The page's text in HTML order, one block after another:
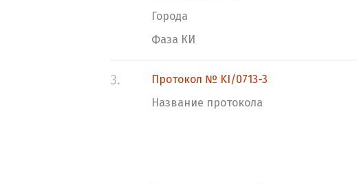
Города
Фаза КИ
3.
Протокол № KI/0713-3
Название протокола